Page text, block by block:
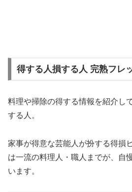
得する人損する人 完熟フレ
料理や掃除の得する情報を紹介し
する人。
家事が得意な芸能人が扮する得損
は一流の料理人・職人までが、自
います。